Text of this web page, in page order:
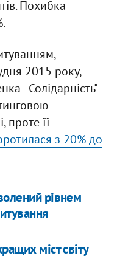
Похибка
2015 року,
- Солідарність"
проте її
з 20% до
рівнем
міст світу